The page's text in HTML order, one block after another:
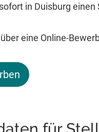
in Duisburg
eine Online-